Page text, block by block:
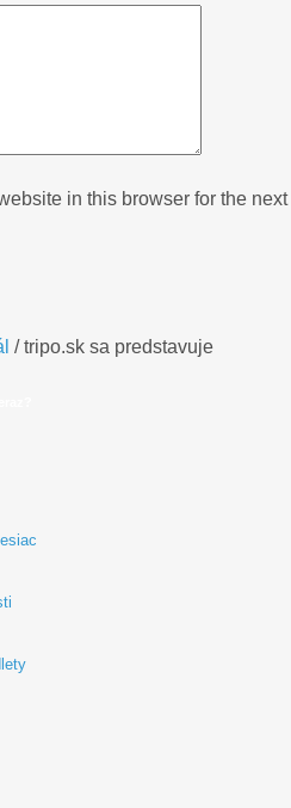
in this browser for the next
/tripo.sk sa predstavuje